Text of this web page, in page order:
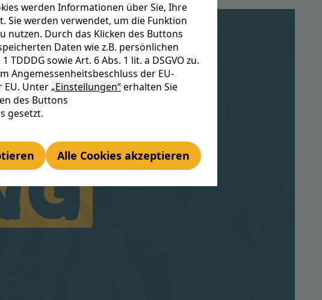
werden Informationen über Sie, Ihre
werden verwendet, um die Funktion
nutzen. Durch das Klicken des Buttons
Daten wie z.B. persönlichen
sowie Art. 6 Abs. 1 lit. a DSGVO zu.
Angemessenheitsbeschluss der EU-
EU. Unter„Einstellungen“erhalten Sie
des Buttons
gesetzt.
Alle Cookies akzeptieren